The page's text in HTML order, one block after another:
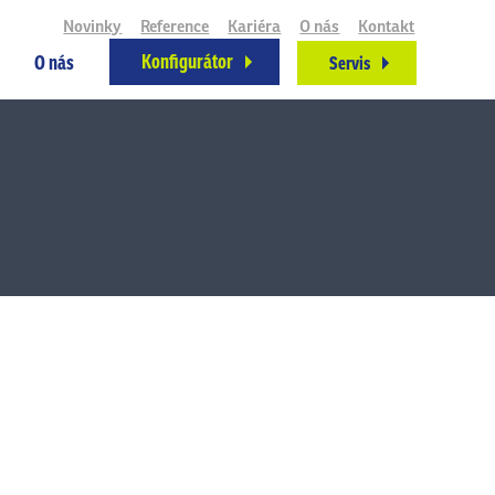
O nás Konfigurátor Servis
Novinky Reference Kariéra O nás Kontakt